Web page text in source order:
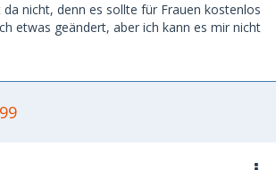
nicht, denn es sollte für Frauen kostenlos
etwas geändert, aber ich kann es mir nicht